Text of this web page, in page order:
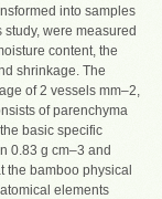
into samples
were measured
content, the
shrinkage. The
of 2 vessels mm–2,
of parenchyma
basic specific
0.83 g cm–3 and
the bamboo physical
elements